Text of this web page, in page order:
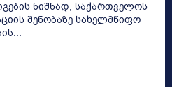
ნიშნად, საქართველოს
შენობაზე სახელმწიფო